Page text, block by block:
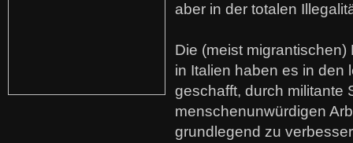
aber in der totalen
Die (meist
in Italien haben es in den
geschafft, durch militante
menschenunwürdigen
grundlegend zu